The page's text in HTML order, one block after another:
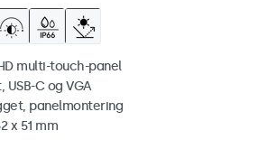
multi-touch-panel
USB-C og VGA
panelmontering
x 51 mm